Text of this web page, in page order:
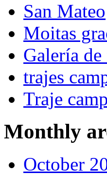
San Mateo
Moitas
Galería
trajes
Traje
Monthly
October